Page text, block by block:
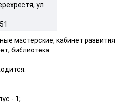
ул.
мастерские, кабинет развития
библиотека.
- 1;